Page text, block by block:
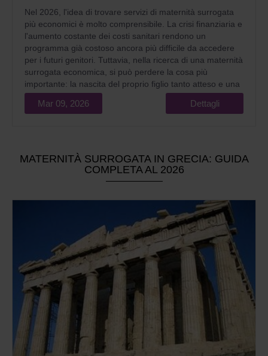
Nel 2026, l'idea di trovare servizi di maternità surrogata
più economici è molto comprensibile. La crisi finanziaria e
l'aumento costante dei costi sanitari rendono un
programma già costoso ancora più difficile da accedere
per i futuri genitori. Tuttavia, nella ricerca di una maternità
surrogata economica, si può perdere la cosa più
importante: la nascita del proprio figlio tanto atteso e una
notevole quantità di denaro.
Mar 09, 2026 Dettagli
MATERNITÀ SURROGATA IN GRECIA: GUIDA
COMPLETA AL 2026